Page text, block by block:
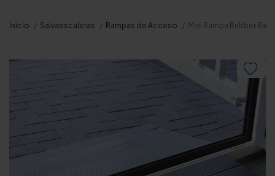
Inicio Salvaescaleras Rampas de Acceso Mini Rampa Rubber
